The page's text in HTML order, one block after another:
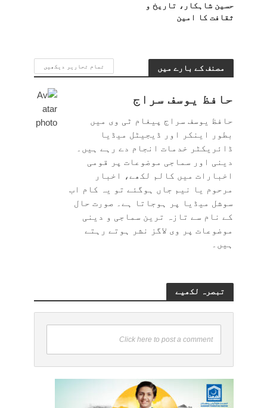
حسین شاہکار، تاریخ و
ثقافت کا امین
مصنف کے بارے میں تمام تحاریر دیکھیں
حافظ یوسف سراج
حافظ یوسف سراج پیغام ٹی وی میں
بطور اینکر اور ڈیجیٹل میڈیا
ڈائریکٹر خدمات انجام دے رہے ہیں۔
دینی اور سماجی موضوعات پر قومی
اخبارات میں کالم لکھے، اخبار
مرحوم یا نیم جاں ہوگئے تو یہ کام اب
سوشل میڈیا پر ہوجاتا ہے۔ صورت حال
کے نام سے تازہ ترین سماجی و دینی
موضوعات پر وی لاگز نشر ہوتے رہتے
ہیں۔
تبصرہ لکھیے
Click here to post a comment